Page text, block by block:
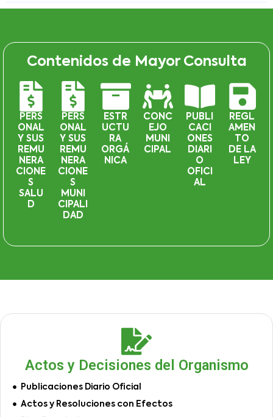
Contenidos de Mayor Consulta
PERS
ONAL
Y SUS
REMU
NERA
CIONE
S
SALU
D
PERS
ONAL
Y SUS
REMU
NERA
CIONE
S
MUNI
CIPALI
DAD
ESTR
UCTU
RA
ORGÁ
NICA
CONC
EJO
MUNI
CIPAL
PUBLI
CACI
ONES
DIARI
O
OFICI
AL
REGL
AMEN
TO
DE LA
LEY
Actos y Decisiones del Organismo
Publicaciones Diario Oficial
Actos y Resoluciones con Efectos